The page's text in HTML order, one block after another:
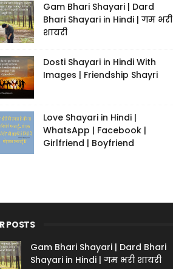
Gam Bhari Shayari | Dard
Bhari Shayari in Hindi | गम भरी
शायरी
Dosti Shayari in Hindi With
Images | Friendship Shayri
Love Shayari in Hindi |
WhatsApp | Facebook |
Girlfriend | Boyfriend
POSTS
Gam Bhari Shayari | Dard Bhari
Shayari in Hindi | गम भरी शायरी